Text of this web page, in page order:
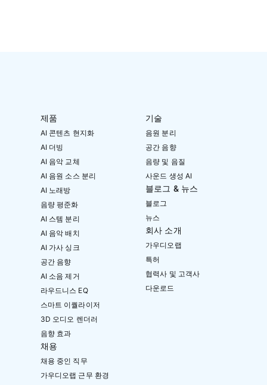
제품
AI 콘텐츠 현지화
AI 더빙
AI 음악 교체
AI 음원 소스 분리
AI 노래방
음량 평준화
AI 스템 분리
AI 음악 배치
AI 가사 싱크
공간 음향
AI 소음 제거
라우드니스 EQ
스마트 이퀄라이저
3D 오디오 렌더러
음향 효과
채용
채용 중인 직무
가우디오랩 근무 환경
기술
음원 분리
공간 음향
음량 및 음질
사운드 생성 AI
블로그 & 뉴스
블로그
뉴스
회사 소개
가우디오랩
특허
협력사 및 고객사
다운로드